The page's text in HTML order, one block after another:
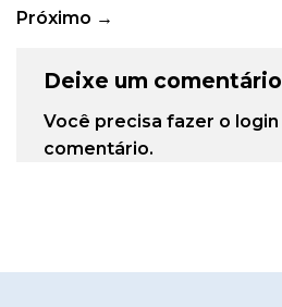
Próximo →
Deixe um comentário
Você precisa fazer o login
comentário.